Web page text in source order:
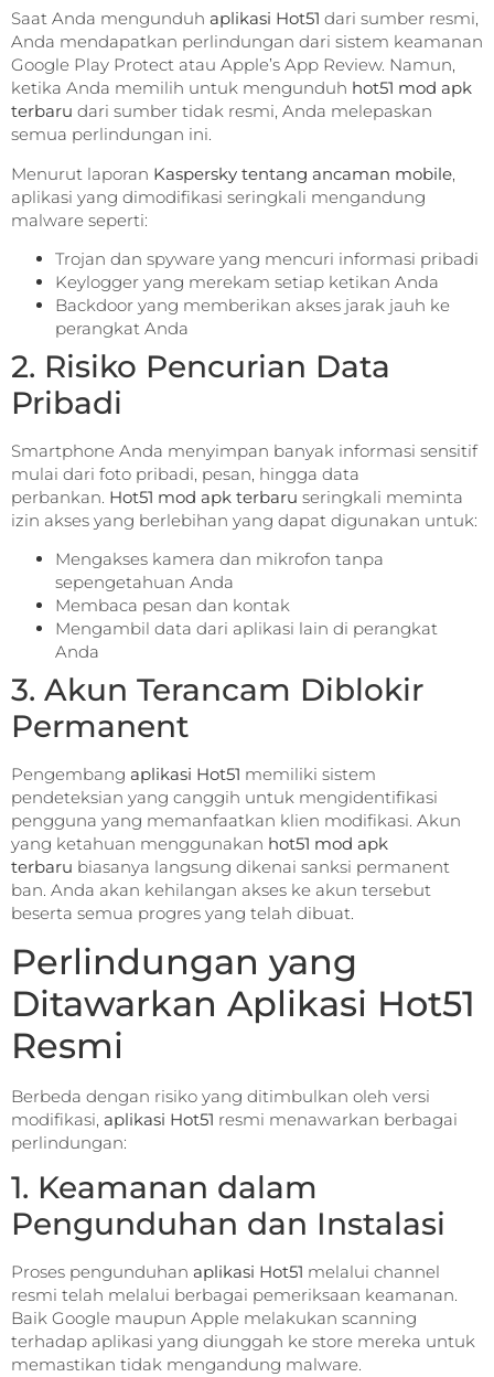
Saat Anda mengunduh aplikasi Hot51 dari sumber resmi,
Anda mendapatkan perlindungan dari sistem keamanan
Google Play Protect atau Apple’s App Review. Namun,
ketika Anda memilih untuk mengunduh hot51 mod apk
terbaru dari sumber tidak resmi, Anda melepaskan
semua perlindungan ini.
Menurut laporan Kaspersky tentang ancaman mobile
aplikasi yang dimodifikasi seringkali mengandung
malware seperti:
Trojan dan spyware yang mencuri informasi pribadi
Keylogger yang merekam setiap ketikan Anda
Backdoor yang memberikan akses jarak jauh ke
perangkat Anda
2. Risiko Pencurian Data
Pribadi
Smartphone Anda menyimpan banyak informasi sensitif
mulai dari foto pribadi, pesan, hingga data
perbankan. Hot51 mod apk terbaru seringkali meminta
izin akses yang berlebihan yang dapat digunakan untuk:
Mengakses kamera dan mikrofon tanpa
sepengetahuan Anda
Membaca pesan dan kontak
Mengambil data dari aplikasi lain di perangkat
Anda
3. Akun Terancam Diblokir
Permanent
Pengembang aplikasi Hot51 memiliki sistem
pendeteksian yang canggih untuk mengidentifikasi
pengguna yang memanfaatkan klien modifikasi. Akun
yang ketahuan menggunakan hot51 mod apk
terbaru biasanya langsung dikenai sanksi permanent
ban. Anda akan kehilangan akses ke akun tersebut
beserta semua progres yang telah dibuat.
Perlindungan yang
Ditawarkan Aplikasi Hot51
Resmi
Berbeda dengan risiko yang ditimbulkan oleh versi
modifikasi, aplikasi Hot51 resmi menawarkan berbagai
perlindungan:
1. Keamanan dalam
Pengunduhan dan Instalasi
Proses pengunduhan aplikasi Hot51 melalui channel
resmi telah melalui berbagai pemeriksaan keamanan.
Baik Google maupun Apple melakukan scanning
terhadap aplikasi yang diunggah ke store mereka untuk
memastikan tidak mengandung malware.